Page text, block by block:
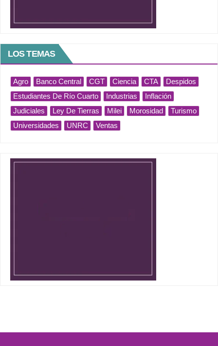
LOS TEMAS
Agro Banco Central CGT Ciencia CTA
Despidos
Estudiantes De Río Cuarto
Industrias
Inflación
Judiciales
Ley De Tierras Milei Morosidad
Turismo
Universidades
UNRC Ventas